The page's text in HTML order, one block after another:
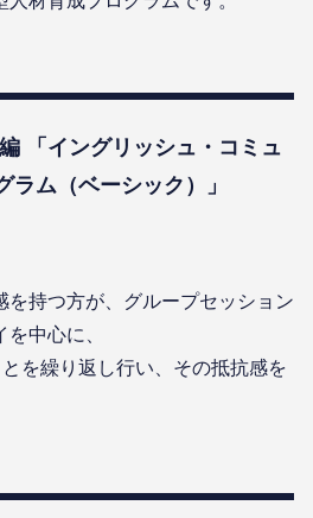
「イングリッシュ・コミュ
ラム（ベーシック）」
を持つ方が、グループセッション
中心に、
とを繰り返し行い、その抵抗感を